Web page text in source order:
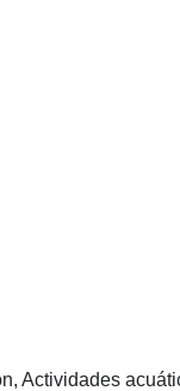
Actividades